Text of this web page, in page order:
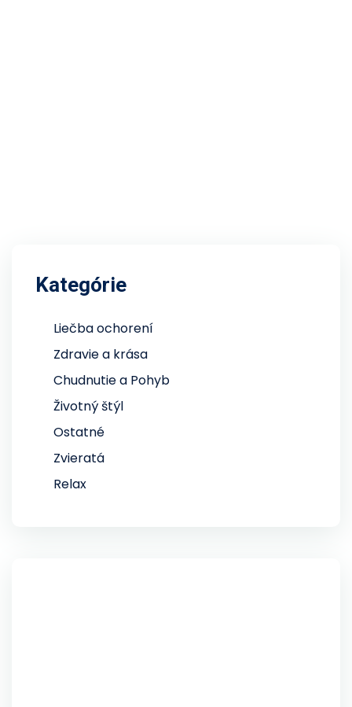
Kategórie
Liečba ochorení
Zdravie a krása
Chudnutie a Pohyb
Životný štýl
Ostatné
Zvieratá
Relax